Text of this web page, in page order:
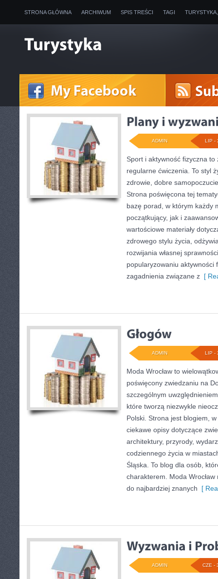
STRONA GŁÓWNA ARCHIWUM SPIS TREŚCI TAGI
LIP -
ADMIN
Sport i aktywność fizyczna
regularne ćwiczenia. To styl
zdrowie, dobre
Strona poświęcona tej
bazę porad, w którym każdy
początkujący, jak i
wartościowe materiały
zdrowego stylu życia,
rozwijania własnej
popularyzowaniu aktywności
zagadnienia związane z [
LIP -
ADMIN
Moda Wrocław to
poświęcony zwiedzaniu na
szczególnym
które tworzą niezwykle
Polski. Strona jest blogiem,
ciekawe opisy dotyczące
architektury, przyrody,
codziennego życia w
Śląska. To blog dla osób,
charakterem. Moda Wrocław
do najbardziej znanych [
CZE -
ADMIN